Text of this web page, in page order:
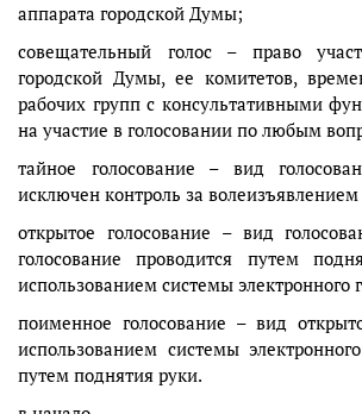
аппарата городской Думы;
совещательный голос – право
городской Думы, ее комитетов,
рабочих групп с консультативными
на участие в голосовании по любым
тайное голосование – вид
исключен контроль за
открытое голосование – вид
голосование проводится путем
использованием системы электронного
поименное голосование – вид
использованием системы
путем поднятия руки.